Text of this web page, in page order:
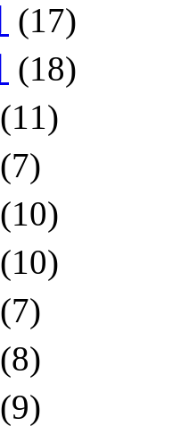
(17)
(18)
(11)
(7)
(10)
(10)
(7)
(8)
(9)